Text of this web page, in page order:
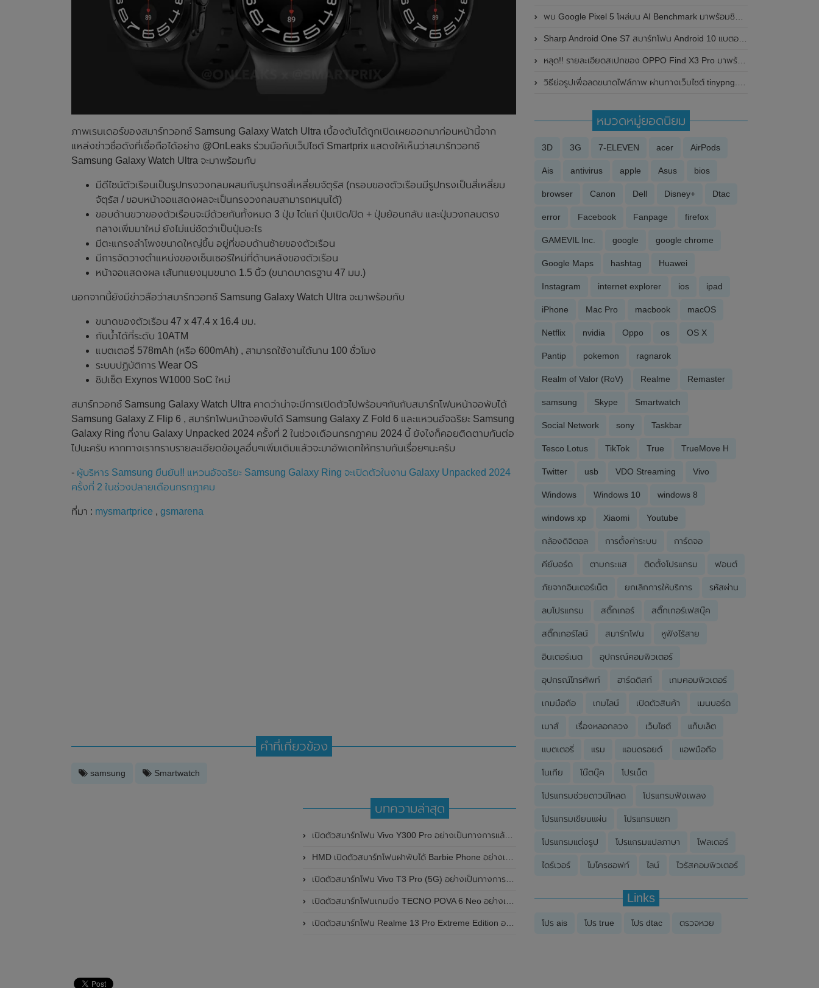
ภาพเรนเดอร์ของสมาร์ทวอทช์ Samsung Galaxy Watch Ultra เบื้องต้นได้ถูกเปิดเผยออกมาก่อนหน้านี้จาก
แหล่งข่าวชื่อดังที่เชื่อถือได้อย่าง @OnLeaks ร่วมมือกับเว็ปไซต์ Smartprix แสดงให้เห็นว่าสมาร์ทวอทช์
Samsung Galaxy Watch Ultra จะมาพร้อมกับ
มีดีไซน์ตัวเรือนเป็นรูปทรงวงกลมผสมกับรูปทรงสี่เหลี่ยมจัตุรัส (กรอบของตัวเรือนมีรูปทรงเป็นสี่เหลี่ยม
จัตุรัส / ขอบหน้าจอแสดงผลจะเป็นทรงวงกลมสามารถหมุนได้)
ขอบด้านขวาของตัวเรือนจะมีด้วยกันทั้งหมด 3 ปุ่ม ได่แก่ ปุ่มเปิด/ปิด + ปุ่มย้อนกลับ และปุ่มวงกลมตรง
กลางเพิ่มมาใหม่ ยังไม่แน่ชัดว่าเป็นปุ่มอะไร
มีตะแกรงลำโพงขนาดใหญ่ขึ้น อยู่ที่ขอบด้านซ้ายของตัวเรือน
มีการจัดวางตำแหน่งของเซ็นเซอร์ใหม่ที่ด้านหลังของตัวเรือน
หน้าจอแสดงผล เส้นทแยงมุมขนาด 1.5 นิ้ว (ขนาดมาตรฐาน 47 มม.)
นอกจากนี้ยังมีข่าวลือว่าสมาร์ทวอทช์ Samsung Galaxy Watch Ultra จะมาพร้อมกับ
ขนาดของตัวเรือน 47 x 47.4 x 16.4 มม.
กันน้ำได้ที่ระดับ 10ATM
แบตเตอรี่ 578mAh (หรือ 600mAh) , สามารถใช้งานได้นาน 100 ชั่วโมง
ระบบปฏิบัติการ Wear OS
ชิปเซ็ต Exynos W1000 SoC ใหม่
สมาร์ทวอทช์ Samsung Galaxy Watch Ultra คาดว่าน่าจะมีการเปิดตัวไปพร้อมๆกันกับสมาร์ทโฟนหน้าจอพับได้
Samsung Galaxy Z Flip 6 , สมาร์ทโฟนหน้าจอพับได้ Samsung Galaxy Z Fold 6 และแหวนอัจฉริยะ Samsung
Galaxy Ring ที่งาน Galaxy Unpacked 2024 ครั้งที่ 2 ในช่วงเดือนกรกฎาคม 2024 นี้ ยังไงก็คอยติดตามกันต่อ
ไปนะครับ หากทางเราทราบรายละเอียดข้อมูลอื่นๆเพิ่มเติมแล้วจะมาอัพเดทให้ทราบกันเรื่อยๆนะครับ
- ผู้บริหาร Samsung ยืนยัน!! แหวนอัจฉริยะ Samsung Galaxy Ring จะเปิดตัวในงาน Galaxy Unpacked 2024
ครั้งที่ 2 ในช่วงปลายเดือนกรกฎาคม
ที่มา : mysmartprice , gsmarena
คำที่เกี่ยวข้อง
samsung Smartwatch
บทความล่าสุด
เปิดตัวสมาร์ทโฟน Vivo Y300 Pro อย่างเป็นทางการแล้วในประเทศจีน มาพร้อมดีไซน์พรีเมี่ยม ทนทาน และแบตเตอรี่สุดอึดขนาดใหญ่ 6,500mAh พร้อมรองรับการชาร์จไว 80W
HMD เปิดตัวสมาร์ทโฟนฝาพับได้ Barbie Phone อย่างเป็นทางการแล้ว มาพร้อมธีมสีชมพูสดใส
เปิดตัวสมาร์ทโฟน Vivo T3 Pro (5G) อย่างเป็นทางการแล้วในประเทศอินเดีย
เปิดตัวสมาร์ทโฟนเกมมิ่ง TECNO POVA 6 Neo อย่างเป็นทางการแล้วในประเทศไทย ในราคา 8,499 บาท
เปิดตัวสมาร์ทโฟน Realme 13 Pro Extreme Edition อย่างเป็นทางการแล้วในประเทศจีน
พบ Google Pixel 5 โผล่บน AI Benchmark มาพร้อมชิปเซ็ต Snapdragon 765G และ RAM ขนาด 8GB
Sharp Android One S7 สมาร์ทโฟน Android 10 แบตอยู่ได้ 1 สัปดาห์
หลุด!! รายละเอียดสเปกของ OPPO Find X3 Pro มาพร้อมชิปเซ็ต Snapdragon 888 , หน้าจอ 120Hz , กล้องหลัง 4 ตัว ความละเอียดสูงถึง 50MP
วิธีย่อรูปเพื่อลดขนาดไฟล์ภาพ ผ่านทางเว็บไซต์ tinypng.com
หมวดหมู่ยอดนิยม
3D 3G 7-ELEVEN acer AirPods
Ais antivirus apple Asus bios
browser Canon Dell Disney+ Dtac
error Facebook Fanpage firefox
GAMEVIL Inc. google google chrome
Google Maps hashtag Huawei
Instagram internet explorer ios ipad
iPhone Mac Pro macbook macOS
Netflix nvidia Oppo os OS X
Pantip pokemon ragnarok
Realm of Valor (RoV) Realme Remaster
samsung Skype Smartwatch
Social Network sony Taskbar
Tesco Lotus TikTok True TrueMove H
Twitter usb VDO Streaming Vivo
Windows Windows 10 windows 8
windows xp Xiaomi Youtube
กล้องดิจิตอล การตั้งค่าระบบ การ์ดจอ
คีย์บอร์ด ตามกระแส ติดตั้งโปรแกรม ฟอนต์
ภัยจากอินเตอร์เน็ต ยกเลิกการให้บริการ รหัสผ่าน
ลบโปรแกรม สติ๊กเกอร์ สติ๊กเกอร์เฟสบุ๊ค
สติ๊กเกอร์ไลน์ สมาร์ทโฟน หูฟังไร้สาย
อินเตอร์เนต อุปกรณ์คอมพิวเตอร์
อุปกรณ์โทรศัพท์ ฮาร์ดดิสก์ เกมคอมพิวเตอร์
เกมมือถือ เกมไลน์ เปิดตัวสินค้า เมนบอร์ด
เมาส์ เรื่องหลอกลวง เว็บไซต์ แท็บเล็ต
แบตเตอรี่ แรม แอนดรอยด์ แอพมือถือ
โนเกีย โน๊ตบุ๊ค โปรเน็ต
โปรแกรมช่วยดาวน์โหลด โปรแกรมฟังเพลง
โปรแกรมเขียนแผ่น โปรแกรมแชท
โปรแกรมแต่งรูป โปรแกรมแปลภาษา โฟลเดอร์
ไดร์เวอร์ ไมโครซอฟท์ ไลน์ ไวรัสคอมพิวเตอร์
Links
โปร ais โปร true โปร dtac ตรวจหวย